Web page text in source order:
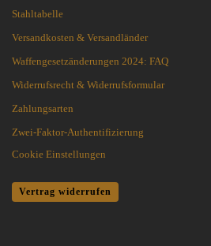
Stahltabelle
Versandkosten & Versandländer
Waffengesetzänderungen 2024: FAQ
Widerrufsrecht & Widerrufsformular
Zahlungsarten
Zwei-Faktor-Authentifizierung
Cookie Einstellungen
Vertrag widerrufen